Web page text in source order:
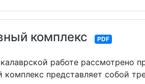
комплекс PDF
работе рассмотрено
комплекс представляет собой